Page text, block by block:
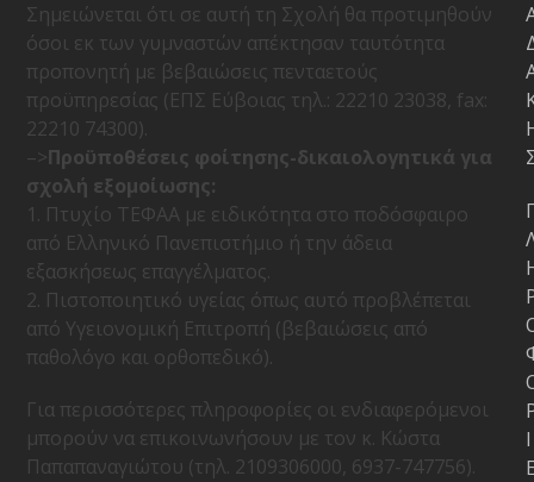
Σημειώνεται ότι σε αυτή τη Σχολή θα προτιμηθούν
όσοι εκ των γυμναστών απέκτησαν ταυτότητα
προπονητή με βεβαιώσεις πενταετούς
προϋπηρεσίας (ΕΠΣ Εύβοιας τηλ.: 22210 23038, fax:
22210 74300).
–>Προϋποθέσεις φοίτησης-δικαιολογητικά για
σχολή εξομοίωσης:
1. Πτυχίο ΤΕΦΑΑ με ειδικότητα στο ποδόσφαιρο
από Ελληνικό Πανεπιστήμιο ή την άδεια
εξασκήσεως επαγγέλματος.
2. Πιστοποιητικό υγείας όπως αυτό προβλέπεται
από Υγειονομική Επιτροπή (βεβαιώσεις από
παθολόγο και ορθοπεδικό).
Για περισσότερες πληροφορίες οι ενδιαφερόμενοι
μπορούν να επικοινωνήσουν με τον κ. Κώστα
Παπαπαναγιώτου (τηλ. 2109306000, 6937-747756).
Ι